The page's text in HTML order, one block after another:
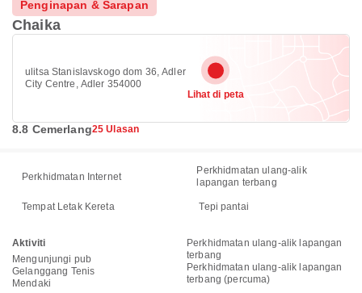
Penginapan & Sarapan
Chaika
ulitsa Stanislavskogo dom 36, Adler
City Centre, Adler 354000
Lihat di peta
8.8 Cemerlang25 Ulasan
Perkhidmatan Internet
Perkhidmatan ulang-alik
lapangan terbang
Tempat Letak Kereta Tepi pantai
Aktiviti
Mengunjungi pub
Gelanggang Tenis
Mendaki
Perkhidmatan ulang-alik lapangan
terbang
Perkhidmatan ulang-alik lapangan
terbang (percuma)